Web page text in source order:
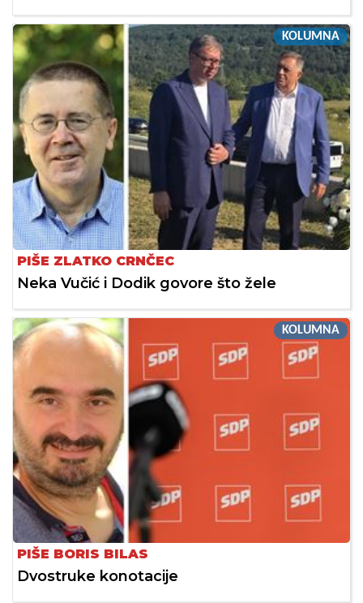
KOLUMNA
PIŠE ZLATKO CRNČEC
Neka Vučić i Dodik govore što žele
KOLUMNA
PIŠE BORIS BILAS
Dvostruke konotacije